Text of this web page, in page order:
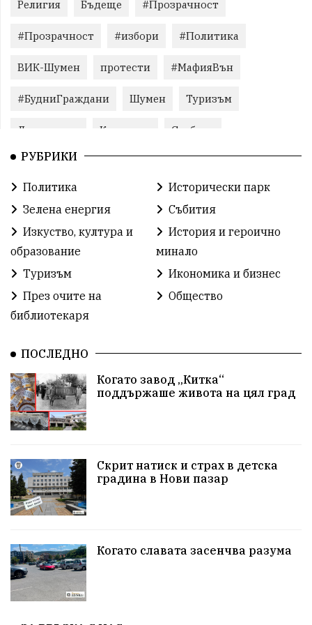
Религия Бъдеще #Прозрачност
#Прозрачност #избори #Политика
ВИК-Шумен протести #МафияВън
#БудниГраждани Шумен Туризъм
Литература Корупция Свобода
Справедливост
Събития Здраве Безводие
Безводие Война на пътя
#СилаНаНарода контрапротести
#България
Зависимости ИсторическиПарк НовиПазар
Неудобните Шуробаджанащина
БлизкоМинало
Пещера „Бисерна" АкваЯнтра
БългарскиПроизводител
ИсторииЗаШумен
КултуренТуризъм
РУБРИКИ
Политика
Исторически парк
Зелена енергия
Събития
Изкуство, култура и
образование
История и героично
минало
Туризъм
Икономика и бизнес
През очите на
библиотекаря
Общество
ПОСЛЕДНО
Когато завод „Китка“
поддържаше живота на цял град
Скрит натиск и страх в детска
градина в Нови пазар
Когато славата засенчва разума